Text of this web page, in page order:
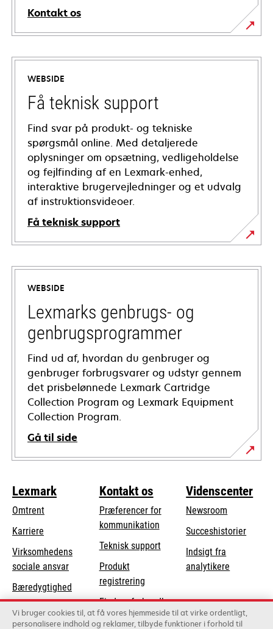
Kontakt os
WEBSIDE
Få teknisk support
Find svar på produkt- og tekniske
spørgsmål online. Med detaljerede
oplysninger om opsætning, vedligeholdelse
og fejlfinding af en Lexmark-enhed,
interaktive brugervejledninger og et udvalg
af instruktionsvideoer.
Få teknisk support
opens
in
new
tab
WEBSIDE
Lexmarks genbrugs- og
genbrugsprogrammer
Find ud af, hvordan du genbruger og
genbruger forbrugsvarer og udstyr gennem
det prisbelønnede Lexmark Cartridge
Collection Program og Lexmark Equipment
Collection Program.
Gå til side
Lexmark
Omtrent
Karriere
Virksomhedens
sociale ansvaropens
in
a
new
tab
Bæredygtighed
Lexmark-partnere
Kontakt os
Præferencer for
kommunikation
Teknisk supportopens
tab
Produkt
registrering
Find en forhandler
Liste over
Videnscenter
Newsroom
Succeshistorier
Indsigt fra
analytikere
Vi bruger cookies til, at få vores hjemmeside til at virke ordentligt,
personalisere indhold og reklamer, tilbyde funktioner i forhold til